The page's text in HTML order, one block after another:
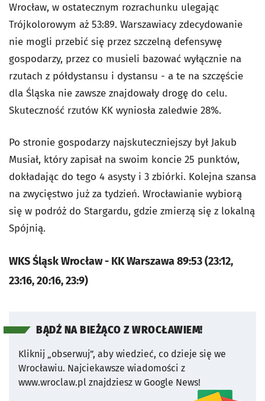
Wrocław, w ostatecznym rozrachunku ulegając
Trójkolorowym aż 53:89. Warszawiacy zdecydowanie
nie mogli przebić się przez szczelną defensywę
gospodarzy, przez co musieli bazować wyłącznie na
rzutach z półdystansu i dystansu - a te na szczęście
dla Śląska nie zawsze znajdowały drogę do celu.
Skuteczność rzutów KK wyniosła zaledwie 28%.
Po stronie gospodarzy najskuteczniejszy był Jakub
Musiał, który zapisał na swoim koncie 25 punktów,
dokładając do tego 4 asysty i 3 zbiórki. Kolejna szansa
na zwycięstwo już za tydzień. Wrocławianie wybiorą
się w podróż do Stargardu, gdzie zmierzą się z lokalną
Spójnią.
WKS Śląsk Wrocław - KK Warszawa 89:53 (23:12,
23:16, 20:16, 23:9)
BĄDŹ NA BIEŻĄCO Z WROCŁAWIEM!
Kliknij „obserwuj”, aby wiedzieć, co dzieje się we
Wrocławiu. Najciekawsze wiadomości z
www.wroclaw.pl znajdziesz w Google News!